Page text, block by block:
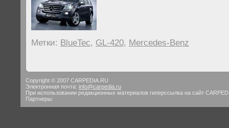
Метки: BlueTec, GL-420, Mercedes-Benz
Copyright © 2007 CARPEDIA.RU
Электронная почта: info@carpedia.ru
При использовании редакционных материалов гиперссылка на сайт
Партнеры: